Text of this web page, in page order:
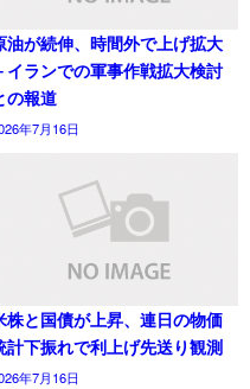
油が続伸、時間外で上げ拡大
イランでの軍事作戦拡大検討
の報道
年7月16日
株と国債が上昇、連日の物価
計下振れで利上げ先送り観測
年7月16日